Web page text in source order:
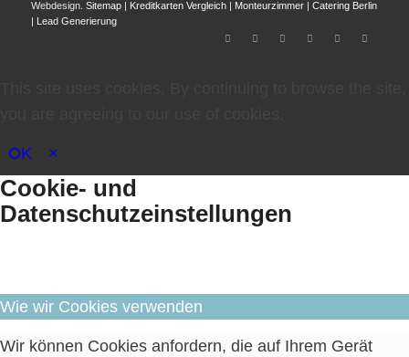
Webdesign. Sitemap| Kreditkarten Vergleich| Monteurzimmer| Catering Berlin
Lead Generierung
OK ×
Cookie- und
Datenschutzeinstellungen
Wie wir Cookies verwenden
Wir können Cookies anfordern, die auf Ihrem Gerät